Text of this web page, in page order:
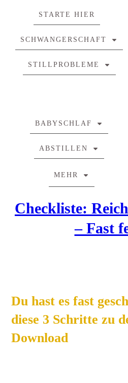
STARTE HIER
SCHWANGERSCHAFT
STILLPROBLEME
BABYSCHLAF
ABSTILLEN
MEHR
Checkliste:
– Fast
Du hast es fast
diese 3 Schritte zu
Download